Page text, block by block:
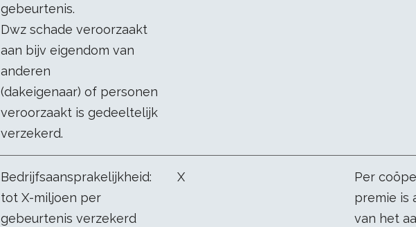
gebeurtenis.
Dwz schade veroorzaakt
aan bijv eigendom van
anderen
(dakeigenaar) of personen
veroorzaakt is gedeeltelijk
verzekerd.
Bedrijfsaansprakelijkheid:
tot X-miljoen per
gebeurtenis verzekerd
X
Per
premie is
van het